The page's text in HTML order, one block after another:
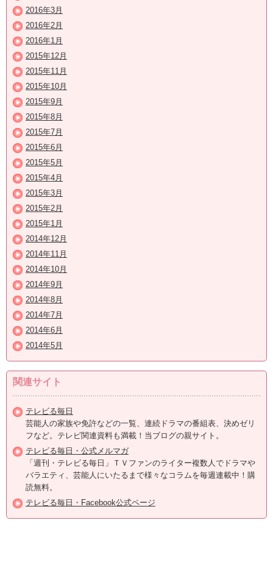
2016年3月
2016年2月
2016年1月
2015年12月
2015年11月
2015年10月
2015年9月
2015年8月
2015年7月
2015年6月
2015年5月
2015年4月
2015年3月
2015年2月
2015年1月
2014年12月
2014年11月
2014年10月
2014年9月
2014年8月
2014年7月
2014年6月
2014年5月
関連サイト
テレビる毎日
芸能人の家族や免許などの一覧、連続ドラマの番組表、決めゼリ
フなど。テレビ関連資料も満載！当ブログの親サイト。
テレビる毎日・公式メルマガ
「週刊・テレビる毎日」ＴＶファンのライター複数人でドラマや
バラエティ、芸能人にいたるまで様々なコラムを毎週連載中！購
読無料。
テレビる毎日・Facebook公式ページ